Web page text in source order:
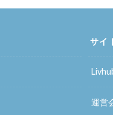
サイ
運営